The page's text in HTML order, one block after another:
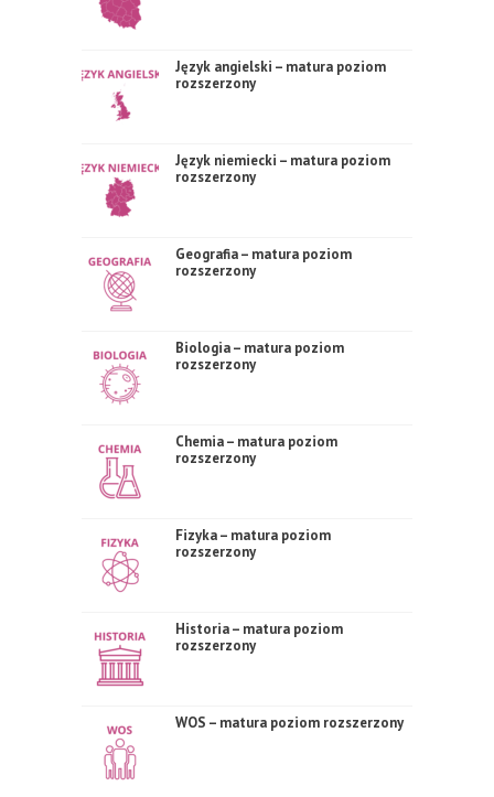
Język angielski – matura poziom
rozszerzony
Język niemiecki – matura poziom
rozszerzony
Geografia – matura poziom
rozszerzony
Biologia – matura poziom
rozszerzony
Chemia – matura poziom
rozszerzony
Fizyka – matura poziom
rozszerzony
Historia – matura poziom
rozszerzony
WOS – matura poziom rozszerzony